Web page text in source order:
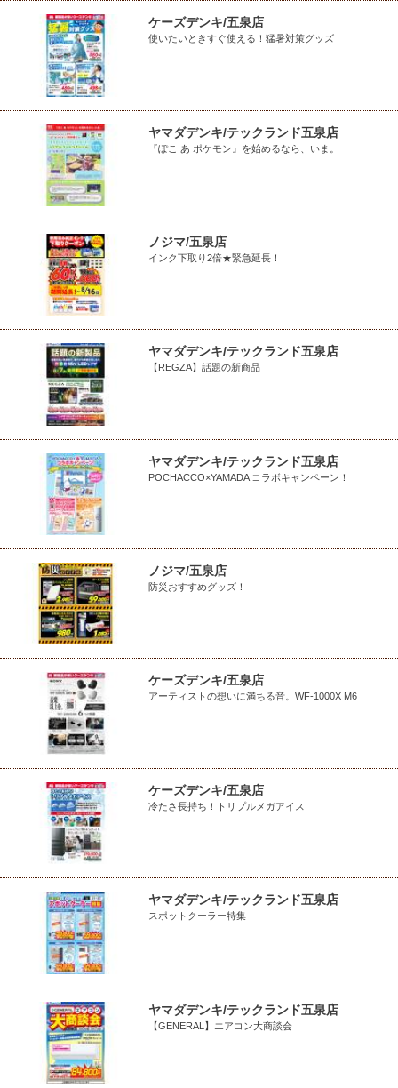
ケーズデンキ/五泉店
使いたいときすぐ使える！猛暑対策グッズ
ヤマダデンキ/テックランド五泉店
『ぽこ あ ポケモン』を始めるなら、いま。
ノジマ/五泉店
インク下取り2倍★緊急延長！
ヤマダデンキ/テックランド五泉店
【REGZA】話題の新商品
ヤマダデンキ/テックランド五泉店
POCHACCO×YAMADA コラボキャンペーン！
ノジマ/五泉店
防災おすすめグッズ！
ケーズデンキ/五泉店
アーティストの想いに満ちる音。WF-1000X M6
ケーズデンキ/五泉店
冷たさ長持ち！トリプルメガアイス
ヤマダデンキ/テックランド五泉店
スポットクーラー特集
ヤマダデンキ/テックランド五泉店
【GENERAL】エアコン大商談会